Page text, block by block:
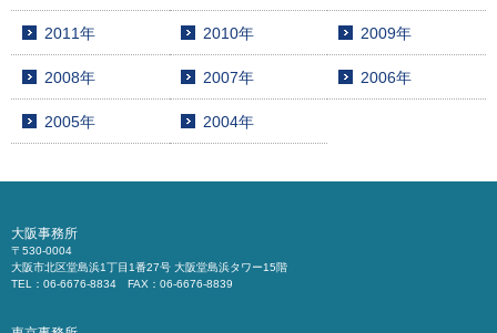
2011年 2010年 2009年
2008年 2007年 2006年
2005年 2004年
大阪事務所
〒530-0004
大阪市北区堂島浜1丁目1番27号 大阪堂島浜タワー15階
TEL：06-6676-8834 FAX：06-6676-8839